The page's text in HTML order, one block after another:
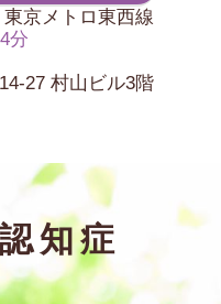
京メトロ東西線
分
27 村山ビル3階
知症